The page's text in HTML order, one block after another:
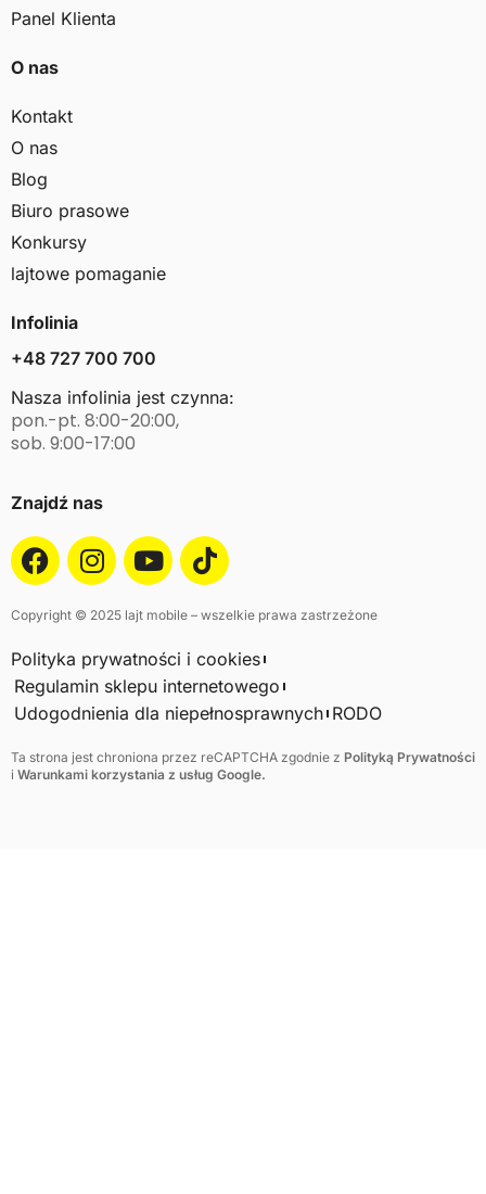
Panel Klienta
O nas
Kontakt
O nas
Blog
Biuro prasowe
Konkursy
lajtowe pomaganie
Infolinia
+48 727 700 700
Nasza infolinia jest czynna:
pon.-pt. 8:00-20:00,
sob. 9:00-17:00
Znajdź nas
Copyright © 2025 lajt mobile – wszelkie prawa zastrzeżone
Polityka prywatności i cookies
Regulamin sklepu internetowego
Udogodnienia dla niepełnosprawnych RODO
Ta strona jest chroniona przez reCAPTCHA zgodnie z Polityką Prywatności
i Warunkami korzystania z usług Google.